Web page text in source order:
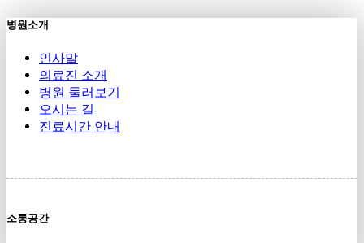
병원소개
인사말
의료진 소개
병원 둘러보기
오시는 길
진료시간 안내
소통공간